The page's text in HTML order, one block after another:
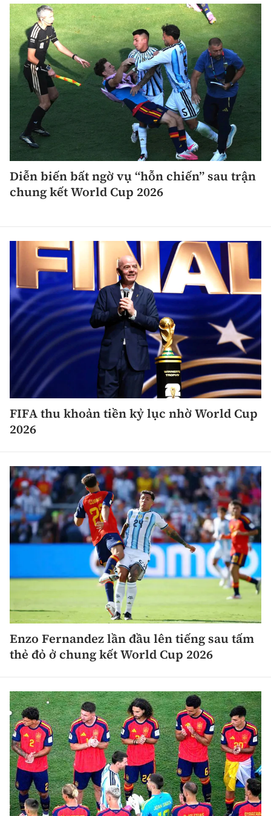
Tổng biên tập:Nguyễn Thị Hồng Nga
Phó Tổng biên tập:Nguyễn Sơn Tùng,
Nguyễn Đức Thắng, La Đức Hùng
Hotline:
0901 514 799
Quảng cáo và Phát hành:
0915 057 282
Email:bandoc@baoxaydung.vn
Cấm sao chép dưới mọi hình thức nếu không có sự
chấp thuận bằng văn bản.
Diễn biến bất ngờ vụ “hỗn chiến” sau trận
chung kết World Cup 2026
FIFA thu khoản tiền kỷ lục nhờ World Cup
2026
Enzo Fernandez lần đầu lên tiếng sau tấm
thẻ đỏ ở chung kết World Cup 2026